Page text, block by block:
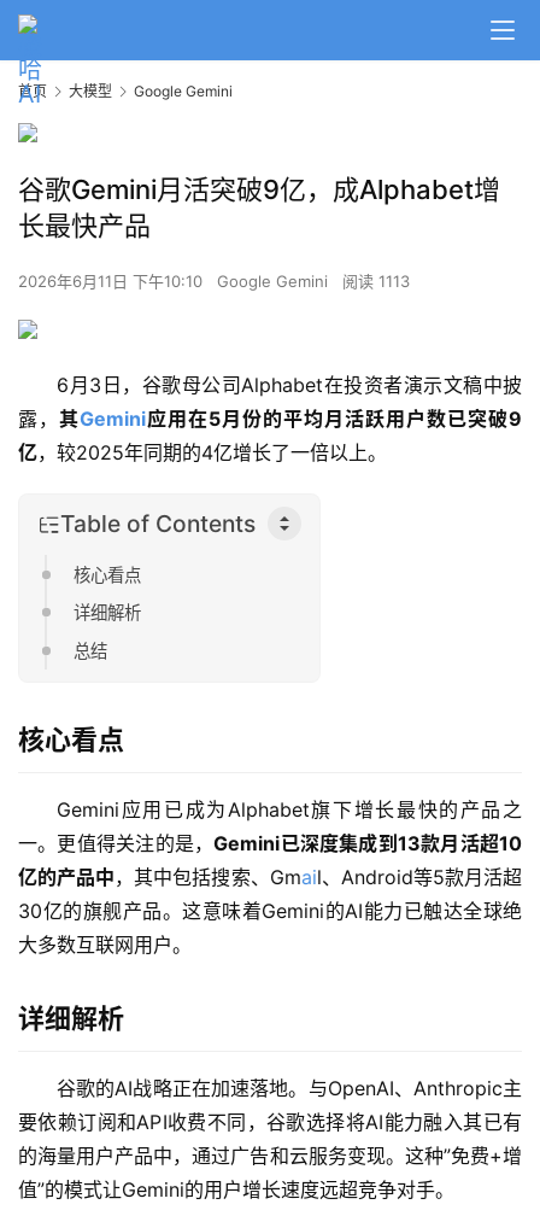
A
I
日
首页 大模型 Google Gemini
谷歌Gemini月活突破9亿，成Alphabet增
长最快产品
2026年6月11日 下午10:10 Google Gemini 阅读 1113
6月3日，谷歌母公司Alphabet在投资者演示文稿中披
露， 其Gemini应用在5月份的平均月活跃用户数已突破9
亿，较2025年同期的4亿增长了一倍以上。
Table of Contents
核心看点
详细解析
总结
核心看点
Gemini应用已成为Alphabet旗下增长最快的产品之
一。更值得关注的是，Gemini已深度集成到13款月活超10
亿的产品中，其中包括搜索、Gmail、Android等5款月活超
30亿的旗舰产品。这意味着Gemini的AI能力已触达全球绝
大多数互联网用户。
详细解析
谷歌的AI战略正在加速落地。与OpenAI、Anthropic主
要依赖订阅和API收费不同，谷歌选择将AI能力融入其已有
的海量用户产品中，通过广告和云服务变现。这种”免费+增
值”的模式让Gemini的用户增长速度远超竞争对手。